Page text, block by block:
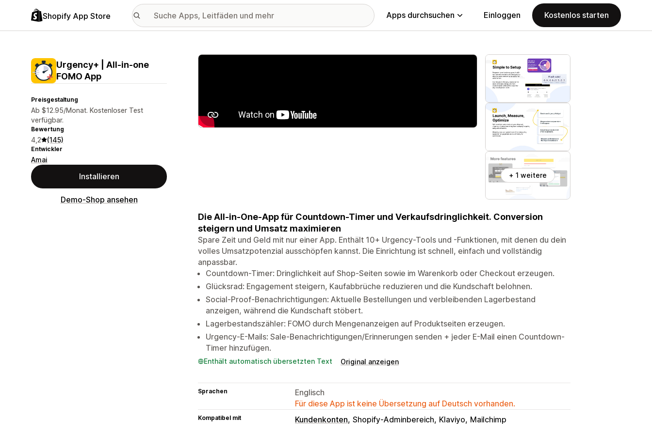
Shopify App Store Apps durchsuchen Einloggen Kostenlos starten
Urgency+ | All‑in‑one
FOMO App
Preisgestaltung
Ab $12.95/Monat. Kostenloser Test
verfügbar.
Bewertung
4,2 (145)
Entwickler
Amai
Installieren
Demo-Shop ansehen
Vorgestellte Bildergalerie
+ 1 weitere
Die All-in-One-App für Countdown-Timer und Verkaufsdringlichkeit. Conversion
steigern und Umsatz maximieren
Spare Zeit und Geld mit nur einer App. Enthält 10+ Urgency-Tools und -Funktionen, mit denen du dein
volles Umsatzpotenzial ausschöpfen kannst. Die Einrichtung ist schnell, einfach und vollständig
anpassbar.
Countdown-Timer: Dringlichkeit auf Shop-Seiten sowie im Warenkorb oder Checkout erzeugen.
Glücksrad: Engagement steigern, Kaufabbrüche reduzieren und die Kundschaft belohnen.
Social-Proof-Benachrichtigungen: Aktuelle Bestellungen und verbleibenden Lagerbestand
anzeigen, während die Kundschaft stöbert.
Lagerbestandszähler: FOMO durch Mengenanzeigen auf Produktseiten erzeugen.
Urgency-E-Mails: Sale-Benachrichtigungen/Erinnerungen senden + jeder E-Mail einen Countdown-
Timer hinzufügen.
Enthält automatisch übersetzten Text Original anzeigen
Sprachen
Englisch
Für diese App ist keine Übersetzung auf Deutsch vorhanden.
Kompatibel mit Kundenkonten Shopify-Adminbereich Klaviyo Mailchimp